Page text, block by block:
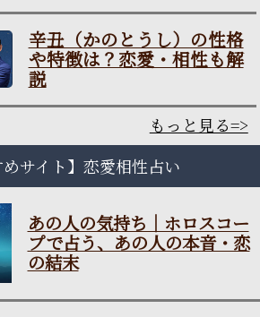
辛丑（かのとうし）の性格
や特徴は？恋愛・相性も解
説
もっと見る=>
めサイト】恋愛相性占い
あの人の気持ち｜ホロスコー
プで占う、あの人の本音・恋
の結末